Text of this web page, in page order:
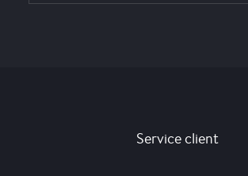
Service client